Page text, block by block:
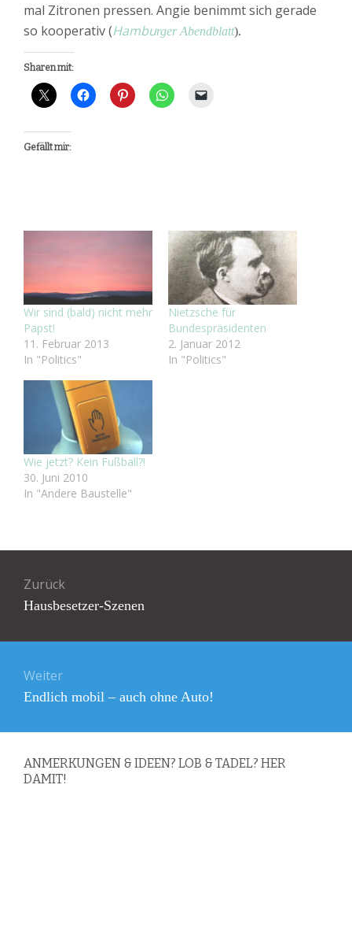
mal Zitronen pressen. Angie benimmt sich gerade
so kooperativ (Hamburger Abendblatt).
Sharen mit:
Gefällt mir:
Wir sind (bald) nicht mehr
Papst!
11. Februar 2013
In "Politics"
Nietzsche für
Bundespräsidenten
2. Januar 2012
In "Politics"
Wie jetzt? Kein Fußball?!
30. Juni 2010
In "Andere Baustelle"
Zurück
Vorheriger
Hausbesetzer-Szenen
Weiter
Nächster
Endlich mobil – auch ohne Auto!
ANMERKUNGEN & IDEEN? LOB & TADEL? HER
DAMIT!